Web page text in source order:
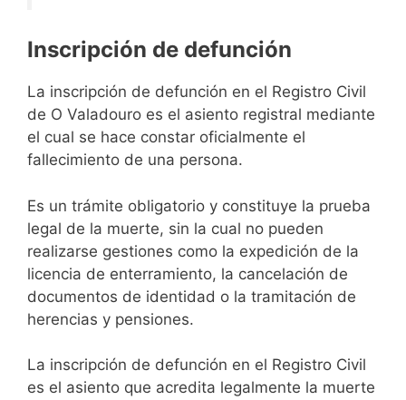
Inscripción de defunción
La inscripción de defunción en el Registro Civil
de O Valadouro es el asiento registral mediante
el cual se hace constar oficialmente el
fallecimiento de una persona.
Es un trámite obligatorio y constituye la prueba
legal de la muerte, sin la cual no pueden
realizarse gestiones como la expedición de la
licencia de enterramiento, la cancelación de
documentos de identidad o la tramitación de
herencias y pensiones.
La inscripción de defunción en el Registro Civil
es el asiento que acredita legalmente la muerte